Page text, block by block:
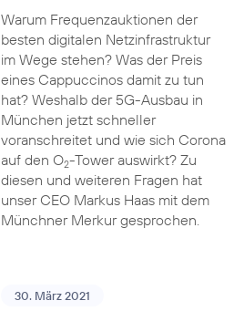
Warum Frequenzauktionen der
besten digitalen Netzinfrastruktur
im Wege stehen? Was der Preis
eines Cappuccinos damit zu tun
hat? Weshalb der 5G-Ausbau in
München jetzt schneller
voranschreitet und wie sich Corona
auf den O2-Tower auswirkt? Zu
diesen und weiteren Fragen hat
unser CEO Markus Haas mit dem
Münchner Merkur gesprochen.
30. März 2021